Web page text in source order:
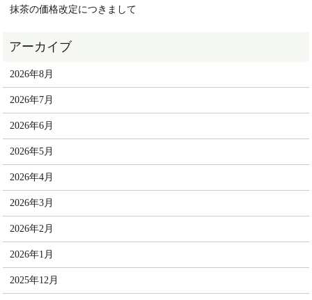
抹茶の価格改定につきまして
2026年8月
2026年7月
2026年6月
2026年5月
2026年4月
2026年3月
2026年2月
2026年1月
2025年12月